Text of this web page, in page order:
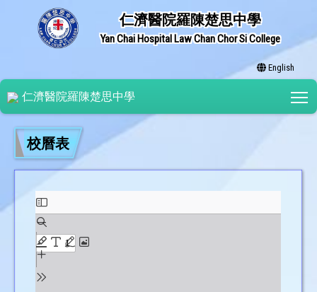
仁濟醫院羅陳楚思中學
Yan Chai Hospital Law Chan Chor Si College
English
仁濟醫院羅陳楚思中學
校曆表